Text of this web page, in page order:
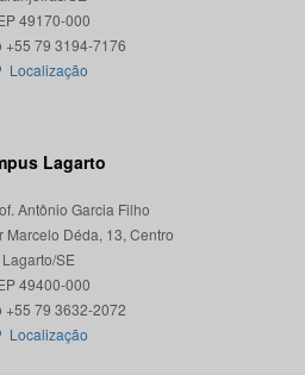
49170-000
Localização
Lagarto
Antônio Garcia Filho
Marcelo Déda, 13, Centro
Lagarto/SE
49400-000
Localização